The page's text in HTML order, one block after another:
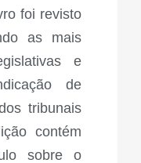
foi revisto
as mais
e
de
tribunais
contém
sobre o